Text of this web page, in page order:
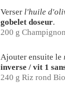
Verser l'huile
gobelet doseur.
200 g
Ajouter ensuite le
inverse / vit 1
240 g Riz rond